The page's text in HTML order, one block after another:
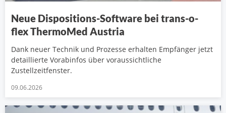
Neue Dispositions-Software bei trans-o-
flex ThermoMed Austria
Dank neuer Technik und Prozesse erhalten Empfänger jetzt
detaillierte Vorabinfos über voraussichtliche
Zustellzeitfenster.
09.06.2026